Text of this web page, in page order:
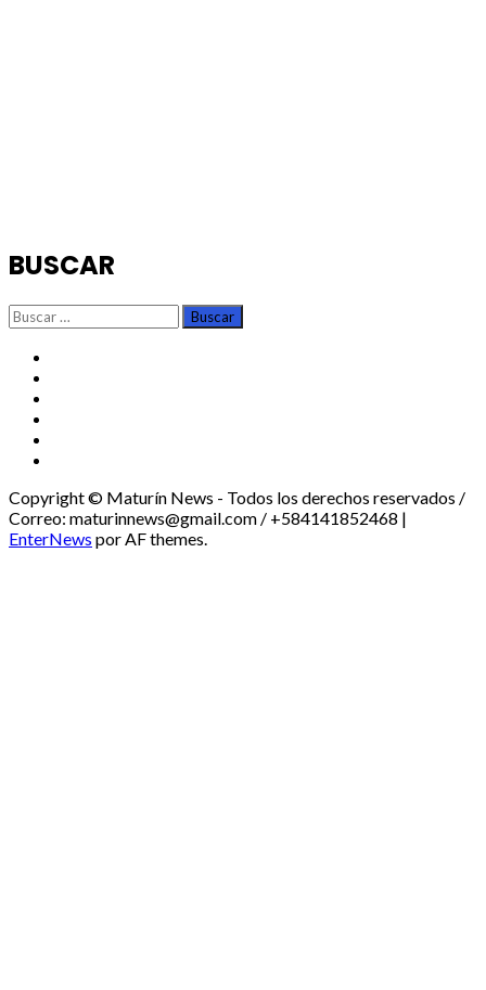
BUSCAR
Buscar:
Copyright © Maturín News - Todos los derechos reservados /
Correo: maturinnews@gmail.com / +584141852468 |
EnterNews por AF themes.